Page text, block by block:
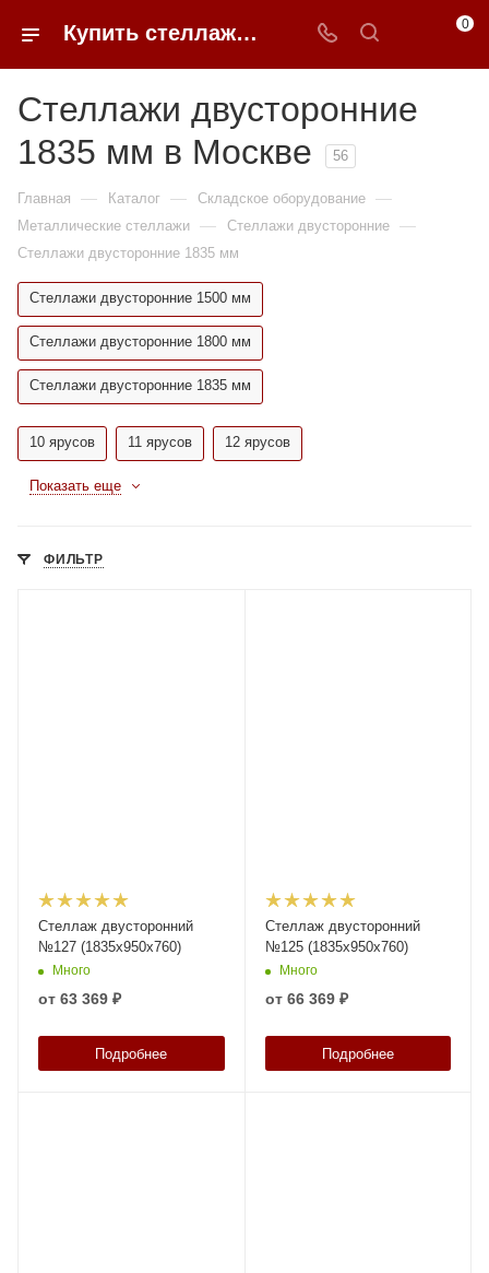
Купить стеллажи двусторонние из металла 1835 мм в Москве недорого | 0FFER 0
Стеллажи двусторонние
1835 мм в Москве
56
Главная — Каталог — Складское оборудование —
Металлические стеллажи — Стеллажи двусторонние —
Стеллажи двусторонние 1835 мм
Стеллажи двусторонние 1500 мм
Стеллажи двусторонние 1800 мм
Стеллажи двусторонние 1835 мм
10 ярусов 11 ярусов 12 ярусов
Показать еще
ФИЛЬТР
Стеллаж двусторонний
№127 (1835х950х760)
Много
от 63 369 ₽
Подробнее
Стеллаж двусторонний
№125 (1835х950х760)
Много
от 66 369 ₽
Подробнее